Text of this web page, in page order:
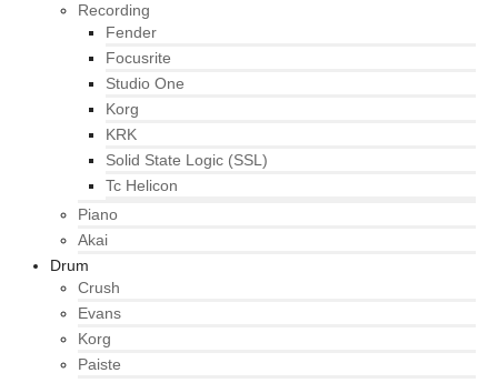
Recording
Fender
Focusrite
Studio One
Korg
KRK
Solid State Logic (SSL)
Tc Helicon
Piano
Akai
Drum
Crush
Evans
Korg
Paiste